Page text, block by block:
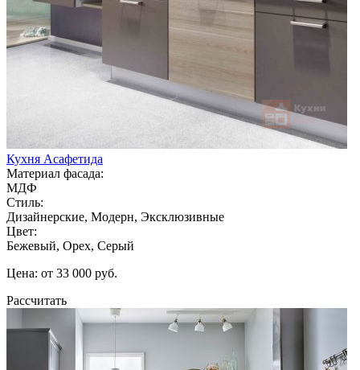
Кухня Асафетида
Материал фасада:
МДФ
Стиль:
Дизайнерские, Модерн, Эксклюзивные
Цвет:
Бежевый, Орех, Серый
Цена: от 33 000 руб.
Рассчитать